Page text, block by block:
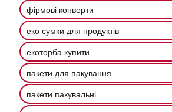
фірмові конверти
еко сумки для продуктів
екоторба купити
пакети для пакування
пакети пакувальні